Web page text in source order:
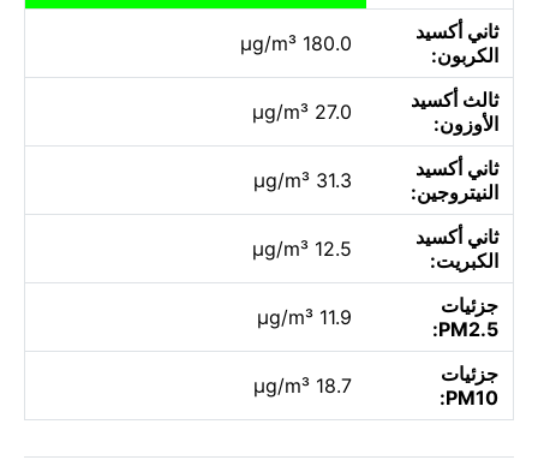
ثاني أكسيد
الكربون:
180.0 µg/m³
ثالث أكسيد
الأوزون:
27.0 µg/m³
ثاني أكسيد
النيتروجين:
31.3 µg/m³
ثاني أكسيد
الكبريت:
12.5 µg/m³
جزئيات
PM2.5:
11.9 µg/m³
جزئيات
PM10:
18.7 µg/m³